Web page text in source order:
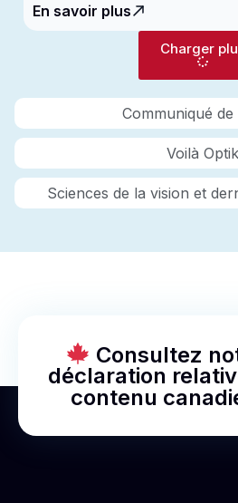
Communiqué de
Voilà Optik
Sciences de la vision et
En savoir plus
Charger
Consultez
déclaration
contenu